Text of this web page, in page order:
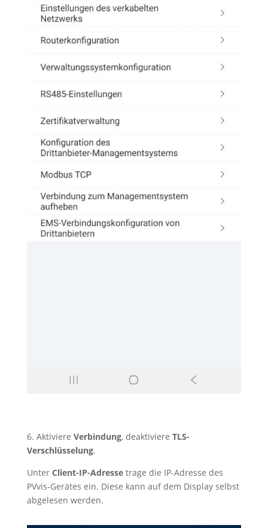
6. Aktiviere Verbindung, deaktiviere TLS-
Verschlüsselung.
Unter Client-IP-Adressetrage die IP-Adresse des
PVvis-Gerätes ein. Diese kann auf dem Display selbst
abgelesen werden.